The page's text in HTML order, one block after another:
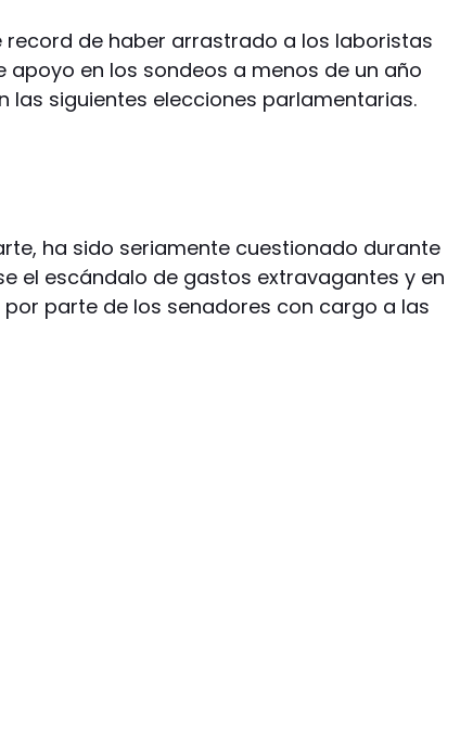
record de haber arrastrado a los laboristas
apoyo en los sondeos a menos de un año
las siguientes elecciones parlamentarias.
ha sido seriamente cuestionado durante
el escándalo de gastos extravagantes y en
parte de los senadores con cargo a las